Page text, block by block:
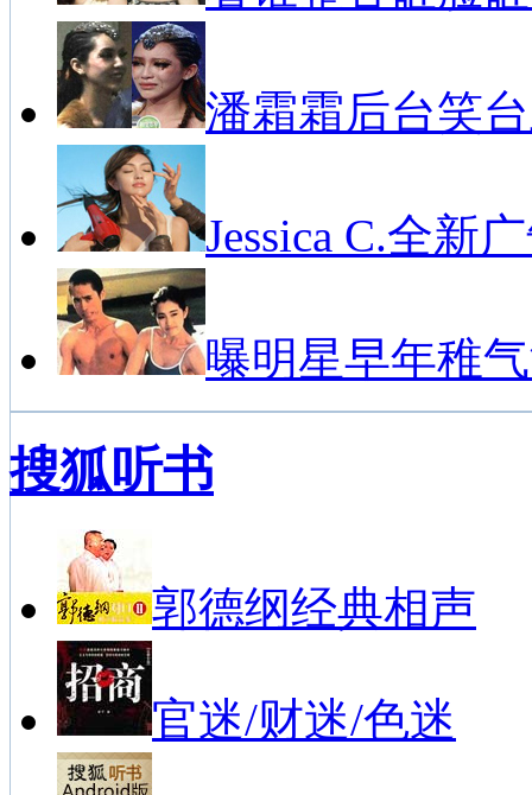
潘霜霜后台笑
Jessica C.全新
曝明星早年稚
搜狐听书
郭德纲经典相声
官迷/财迷/色迷